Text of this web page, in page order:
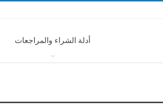
أدلة الشراء والمراجعات